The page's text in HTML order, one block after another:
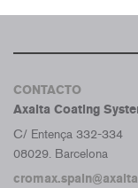
CONTACTO
Axalta Coating
C/ Entença 332-334
08029. Barcelona